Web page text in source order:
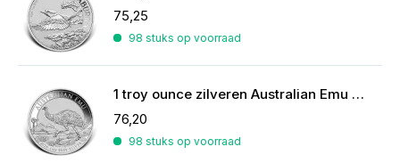
75,25
98 stuks op voorraad
1 troy ounce zilveren Australian Emu munt 2026
76,20
98 stuks op voorraad